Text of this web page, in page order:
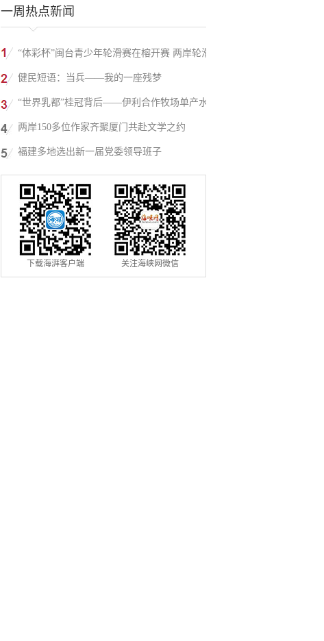
国县域发展潜力百强县”
一周热点新闻
“体彩杯”闽台青少年轮滑赛在榕开赛 两岸轮滑
小将同场竞技
健民短语：当兵——我的一座残梦
“世界乳都”桂冠背后——伊利合作牧场单产水
平高于美国
两岸150多位作家齐聚厦门共赴文学之约
福建多地选出新一届党委领导班子
下载海湃客户端 关注海峡网微信